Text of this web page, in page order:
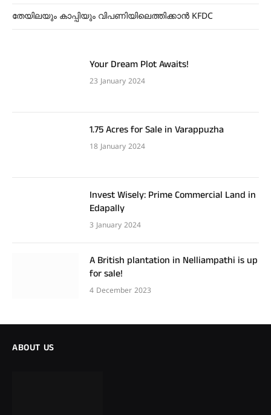
തേയിലയും കാപ്പിയും വിപണിയിലെത്തിക്കാൻ KFDC
Your Dream Plot Awaits!
23 January 2024
1.75 Acres for Sale in Varappuzha
18 January 2024
Invest Wisely: Prime Commercial Land in
Edapally
3 January 2024
A British plantation in Nelliampathi is up
for sale!
4 December 2023
ABOUT US